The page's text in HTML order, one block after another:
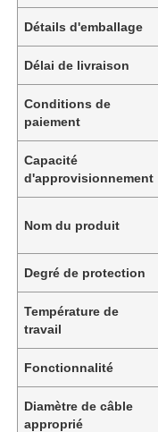
Détails d'emballage
Délai de livraison
Conditions de
paiement
Capacité
d'approvisionnement
Nom du produit
Degré de protection
Température de
travail
Fonctionnalité
Diamètre de câble
approprié